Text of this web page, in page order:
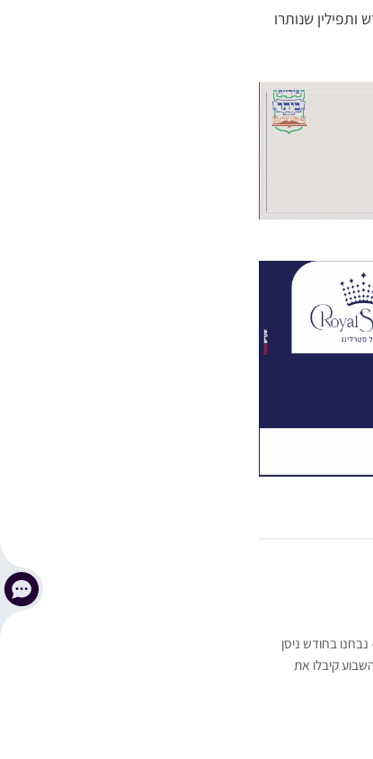
שנותרו
בחודש ניסן
קיבלו את